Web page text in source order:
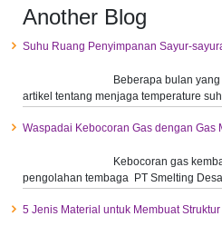
Another Blog
Suhu Ruang Penyimpanan Sayur-
Beberapa bulan
artikel tentang menjaga temperature
Waspadai Kebocoran Gas dengan
Kebocoran gas
pengolahan tembaga PT Smelting
5 Jenis Material untuk Membuat